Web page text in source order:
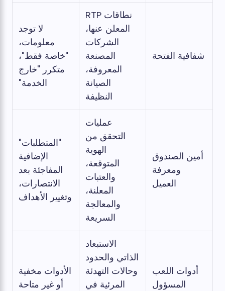
شفافية الفتحة
نطاقات RTP
المعلن عنها،
الشركات
المصنعة
المعروفة،
الصيانة
النظيفة
لا توجد
معلومات،
"خاصة فقط"،
متكرر "خارج
الخدمة"
أمين الصندوق
ومعرفة
العميل
عمليات
التحقق من
الهوية
المتوقعة،
والعتبات
المعلنة،
والمعالجة
السريعة
"المتطلبات"
الإضافية
المفاجئة بعد
الانتصارات،
وتغيير الأهداف
أدوات اللعب
المسؤول
الاستبعاد
الذاتي والحدود
وحالات التهدئة
المرئية في
الأدوات مخفية
أو غير متاحة